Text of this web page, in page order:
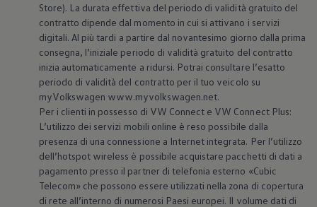
Store). La durata effettiva del periodo di validità gratuito del
contratto dipende dal momento in cui si attivano i servizi
digitali. Al più tardi a partire dal novantesimo giorno dalla prima
consegna, l’iniziale periodo di validità gratuito del contratto
inizia automaticamente a ridursi. Potrai consultare l’esatto
periodo di validità del contratto per il tuo veicolo su
myVolkswagen www.myvolkswagen.net.
Per i clienti in possesso di VW Connect e VW Connect Plus:
L’utilizzo dei servizi mobili online è reso possibile dalla
presenza di una connessione a Internet integrata. Per l’utilizzo
dell’hotspot wireless è possibile acquistare pacchetti di dati a
pagamento presso il partner di telefonia esterno «Cubic
Telecom» che possono essere utilizzati nella zona di copertura
di rete all’interno di numerosi Paesi europei. Il volume dati di